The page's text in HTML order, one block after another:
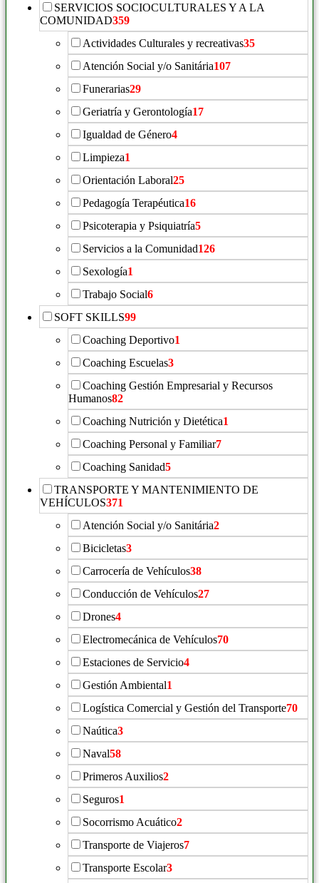
SERVICIOS SOCIOCULTURALES Y A LA
COMUNIDAD359
Actividades Culturales y recreativas35
Atención Social y/o Sanitária107
Funerarias29
Geriatría y Gerontología17
Igualdad de Género4
Limpieza1
Orientación Laboral25
Pedagogía Terapéutica16
Psicoterapia y Psiquiatría5
Servicios a la Comunidad126
Sexología1
Trabajo Social6
SOFT SKILLS99
Coaching Deportivo1
Coaching Escuelas3
Coaching Gestión Empresarial y Recursos
Humanos82
Coaching Nutrición y Dietética1
Coaching Personal y Familiar7
Coaching Sanidad5
TRANSPORTE Y MANTENIMIENTO DE
VEHÍCULOS371
Atención Social y/o Sanitária2
Bicicletas3
Carrocería de Vehículos38
Conducción de Vehículos27
Drones4
Electromecánica de Vehículos70
Estaciones de Servicio4
Gestión Ambiental1
Logística Comercial y Gestión del Transporte70
Naútica3
Naval58
Primeros Auxilios2
Seguros1
Socorrismo Acuático2
Transporte de Viajeros7
Transporte Escolar3